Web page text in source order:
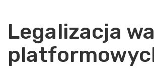
Legalizacja